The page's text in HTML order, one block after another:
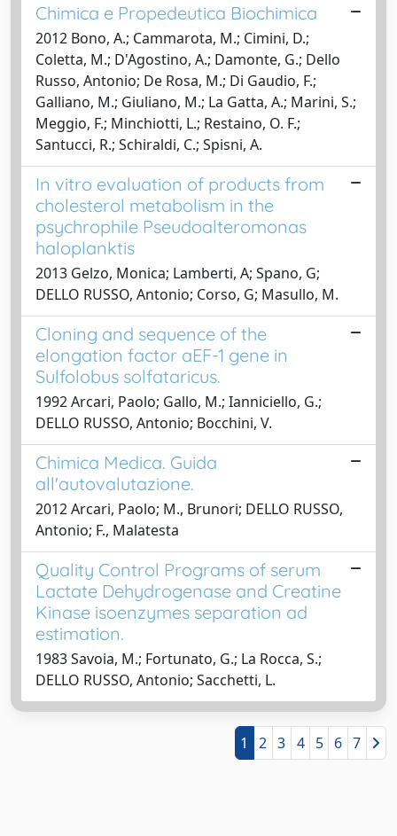
Chimica e Propedeutica Biochimica
2012 Bono, A.; Cammarota, M.; Cimini, D.;
Coletta, M.; D'Agostino, A.; Damonte, G.; Dello
Russo, Antonio; De Rosa, M.; Di Gaudio, F.;
Galliano, M.; Giuliano, M.; La Gatta, A.; Marini, S.;
Meggio, F.; Minchiotti, L.; Restaino, O. F.;
Santucci, R.; Schiraldi, C.; Spisni, A.
In vitro evaluation of products from
cholesterol metabolism in the
psychrophile Pseudoalteromonas
haloplanktis
2013 Gelzo, Monica; Lamberti, A; Spano, G;
DELLO RUSSO, Antonio; Corso, G; Masullo, M.
Cloning and sequence of the
elongation factor aEF-1 gene in
Sulfolobus solfataricus.
1992 Arcari, Paolo; Gallo, M.; Ianniciello, G.;
DELLO RUSSO, Antonio; Bocchini, V.
Chimica Medica. Guida
all'autovalutazione.
2012 Arcari, Paolo; M., Brunori; DELLO RUSSO,
Antonio; F., Malatesta
Quality Control Programs of serum
Lactate Dehydrogenase and Creatine
Kinase isoenzymes separation ad
estimation.
1983 Savoia, M.; Fortunato, G.; La Rocca, S.;
DELLO RUSSO, Antonio; Sacchetti, L.
1 2 3 4 5 6 7